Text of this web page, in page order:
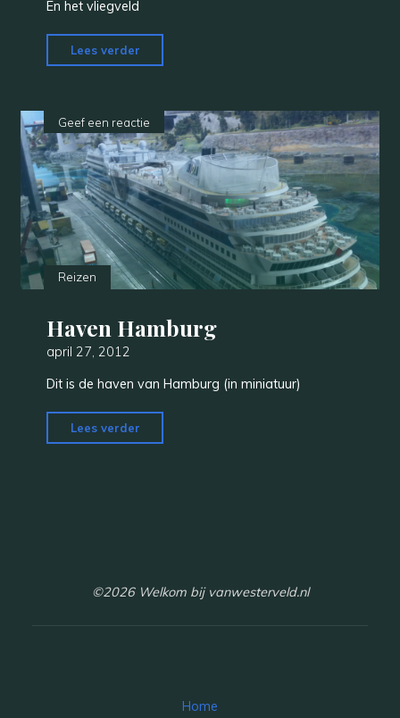
En het vliegveld
Lees verder
Reizen
Geef een reactie
Haven Hamburg
april 27, 2012
Dit is de haven van Hamburg (in miniatuur)
Lees verder
Hamburg"
©2026 Welkom bij vanwesterveld.nl
Home